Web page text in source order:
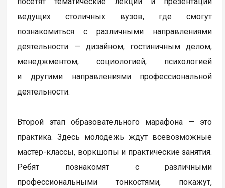
ведущих столичных вузов, где смогут
познакомиться с различными направлениями
деятельности — дизайном, гостиничным делом,
менеджментом, социологией, психологией
и другими направлениями профессиональной
деятельности.
Второй этап образовательного марафона — это
практика. Здесь молодежь ждут всевозможные
мастер-классы, воркшопы и практические занятия.
Ребят познакомят с различными
профессиональными тонкостями, покажут,